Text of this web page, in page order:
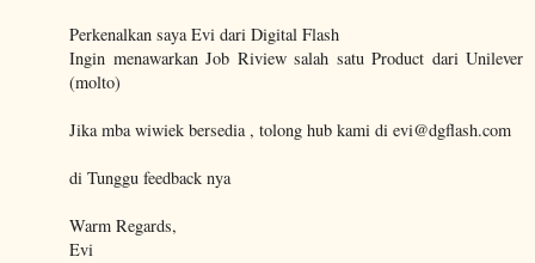
Perkenalkan saya Evi dari Digital Flash
Ingin menawarkan Job Riview salah satu Product dari Unilever
(molto)
Jika mba wiwiek bersedia , tolong hub kami di evi@dgflash.com
di Tunggu feedback nya
Warm Regards,
Evi